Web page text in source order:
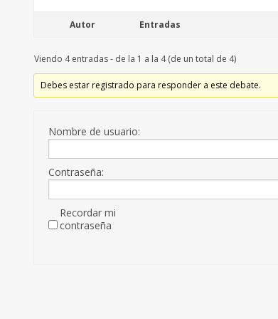
Autor Entradas
Viendo 4 entradas - de la 1 a la 4 (de un total de 4)
Debes estar registrado para responder a este debate.
Nombre de usuario:
Contraseña:
Recordar mi
contraseña